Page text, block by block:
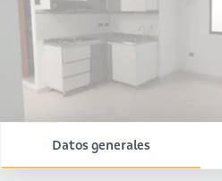
Datos generales